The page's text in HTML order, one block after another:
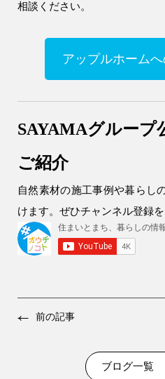
相談ください。
アップルホーム
SAYAMAグループ
ご紹介
自然素材の施工事例や暮らし
けます。ぜひチャンネル登録を
前の記事
ブログ一覧